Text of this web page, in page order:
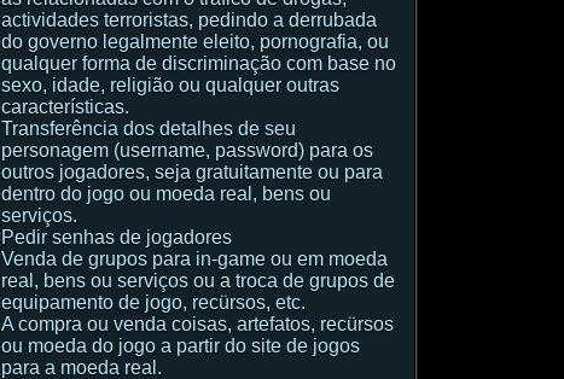
actividades terroristas, pedindo a derrubada
do governo legalmente eleito, pornografia, ou
qualquer forma de discriminação com base no
sexo, idade, religião ou qualquer outras
características.
Transferência dos detalhes de seu
personagem (username, password) para os
outros jogadores, seja gratuitamente ou para
dentro do jogo ou moeda real, bens ou
serviços.
Pedir senhas de jogadores
Venda de grupos para in-game ou em moeda
real, bens ou serviços ou a troca de grupos de
equipamento de jogo, recürsos, etc.
A compra ou venda coisas, artefatos, recürsos
ou moeda do jogo a partir do site de jogos
para a moeda real.